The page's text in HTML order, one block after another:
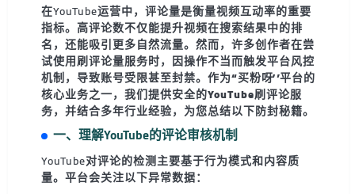
在YouTube运营中，评论量是衡量视频互动率的重要
指标。高评论数不仅能提升视频在搜索结果中的排
名，还能吸引更多自然流量。然而，许多创作者在尝
试使用刷评论量服务时，因操作不当而触发平台风控
机制，导致账号受限甚至封禁。 作为“买粉呀”平台的
核心业务之一，我们提供安全的YouTube刷评论服
务，并结合多年行业经验，为您总结以下防封秘籍。
一、理解YouTube的评论审核机制
YouTube对评论的检测主要基于行为模式和内容质
量。平台会关注以下异常数据：